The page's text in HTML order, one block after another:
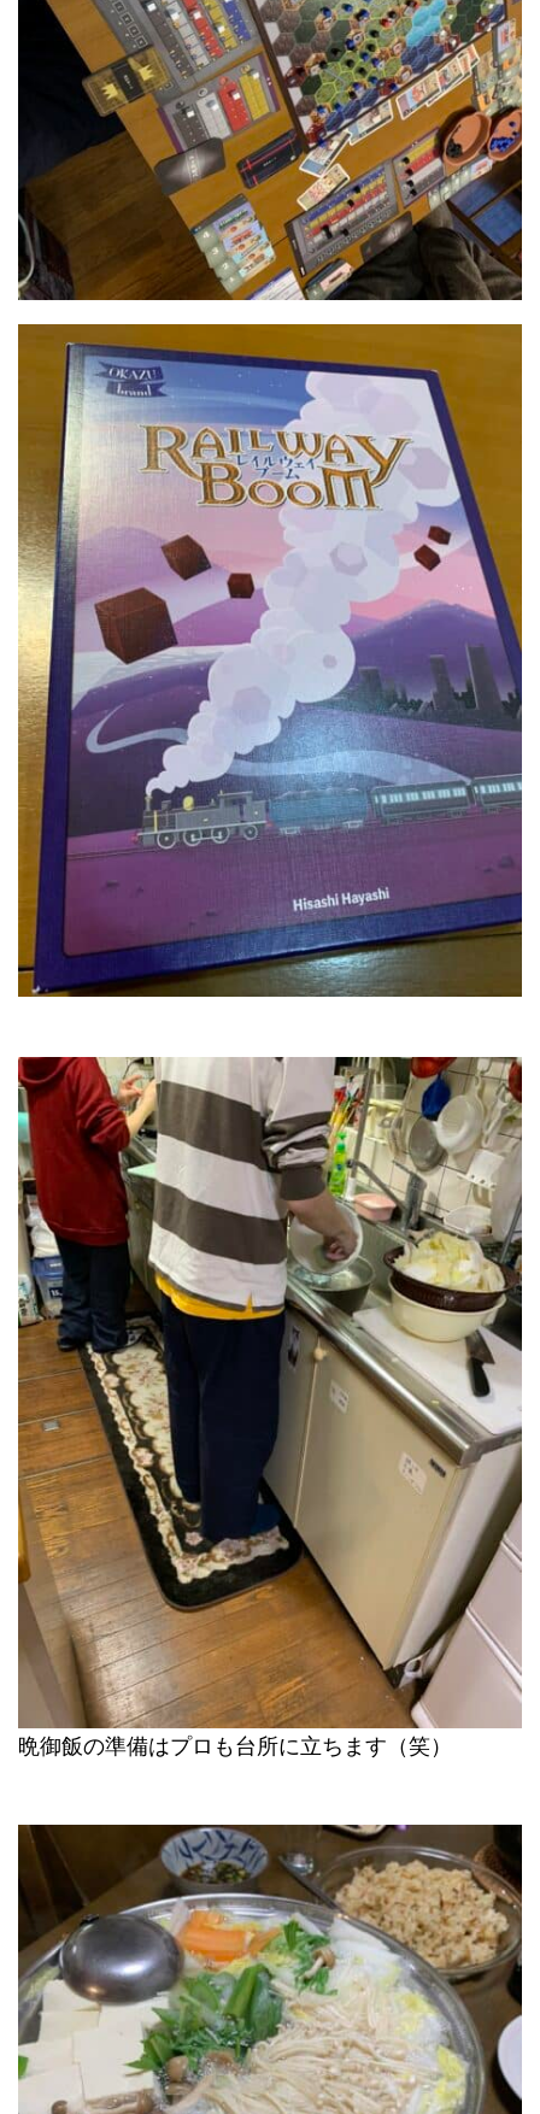
晩御飯の準備はプロも台所に立ちます（笑）